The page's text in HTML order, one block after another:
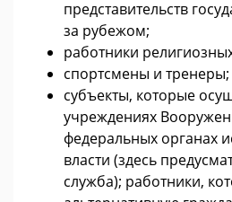
представительств
за рубежом;
работники
спортсмены и тренеры;
субъекты, которые
учреждениях
федеральных органах
власти (здесь
служба); работники,